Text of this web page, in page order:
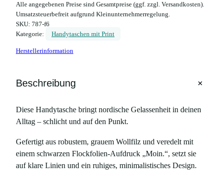
H
a
n
y
a
s
h
e
M
O
Alle angegebenen Preise sind Gesamtpreise (ggf. zzgl. Versandkosten).
Umsatzsteuerbefreit aufgrund Kleinunternehmerregelung.
SKU: 787-f6
Kategorie:
Handytaschen mit Print
Herstellerinformation
Beschreibung +
Diese Handytasche bringt nordische Gelassenheit in deinen
Alltag – schlicht und auf den Punkt.
Gefertigt aus robustem, grauem Wollfilz und veredelt mit
einem schwarzen Flockfolien-Aufdruck „Moin.“, setzt sie
auf klare Linien und ein ruhiges, minimalistisches Design.